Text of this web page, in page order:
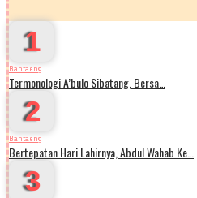
1
Bantaeng
Termonologi A’bulo Sibatang, Bersa…
2
Bantaeng
Bertepatan Hari Lahirnya, Abdul Wahab Ke…
3